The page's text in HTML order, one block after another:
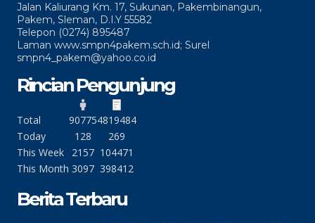
Jalan Kaliurang Km. 17, Sukunan, Pakembinangun,
Pakem, Sleman, D.I.Y 55582
Telepon (0274) 895487
Laman www.smpn4pakem.sch.id; Surel
smpn4_pakem@yahoo.co.id
Rincian Pengunjung
Total 907754819484
Today
128
269
This Week
2157 104471
This Month 3097 398412
Berita Terbaru